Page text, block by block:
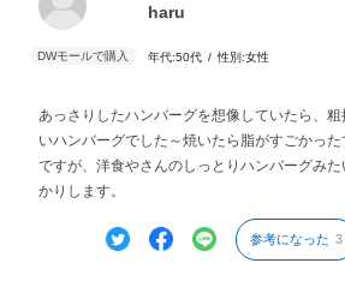
haru
年代:50代 性別:女性
あっさりしたハンバーグを想像していたら、
いハンバーグでした～焼いたら脂がすごかっ
ですが、洋食やさんのしっとりハンバーグみ
かりします。
参考になった 3